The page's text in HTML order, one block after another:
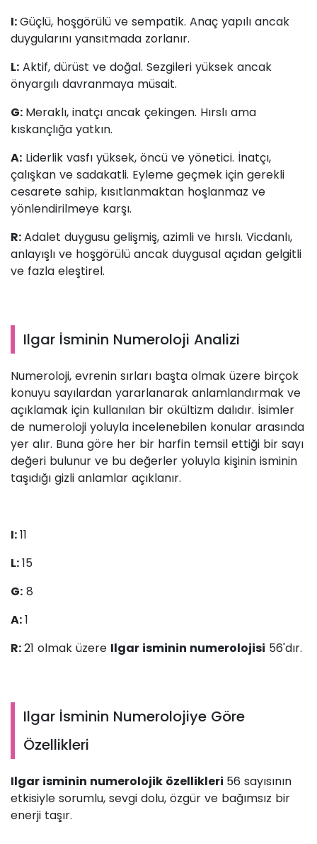
I:Güçlü, hoşgörülü ve sempatik. Anaç yapılı ancak
duygularını yansıtmada zorlanır.
L: Aktif, dürüst ve doğal. Sezgileri yüksek ancak
önyargılı davranmaya müsait.
G: Meraklı, inatçı ancak çekingen. Hırslı ama
kıskançlığa yatkın.
A: Liderlik vasfı yüksek, öncü ve yönetici. İnatçı,
çalışkan ve sadakatli. Eyleme geçmek için gerekli
cesarete sahip, kısıtlanmaktan hoşlanmaz ve
yönlendirilmeye karşı.
R:Adalet duygusu gelişmiş, azimli ve hırslı. Vicdanlı,
anlayışlı ve hoşgörülü ancak duygusal açıdan gelgitli
ve fazla eleştirel.
Ilgar İsminin Numeroloji Analizi
Numeroloji, evrenin sırları başta olmak üzere birçok
konuyu sayılardan yararlanarak anlamlandırmak ve
açıklamak için kullanılan bir okültizm dalıdır. İsimler
de numeroloji yoluyla incelenebilen konular arasında
yer alır. Buna göre her bir harfin temsil ettiği bir sayı
değeri bulunur ve bu değerler yoluyla kişinin isminin
taşıdığı gizli anlamlar açıklanır.
I:11
L:15
G: 8
A:1
R:21 olmak üzere Ilgar isminin numerolojisi 56'dır.
Ilgar İsminin Numerolojiye Göre
Özellikleri
Ilgar isminin numerolojik özellikleri 56 sayısının
etkisiyle sorumlu, sevgi dolu, özgür ve bağımsız bir
enerji taşır.